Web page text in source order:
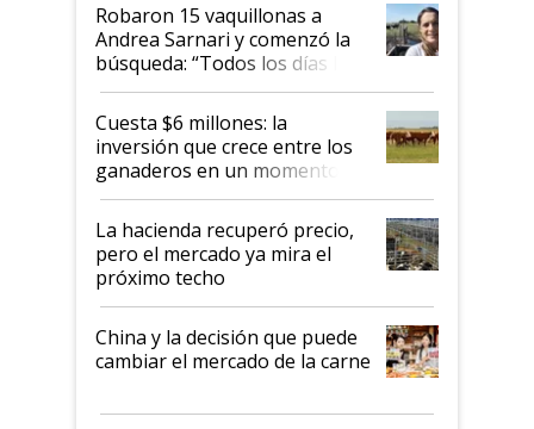
Robaron 15 vaquillonas a
Andrea Sarnari y comenzó la
búsqueda: “Todos los días le
toca a algún productor”
Cuesta $6 millones: la
inversión que crece entre los
ganaderos en un momento
histórico para la actividad
La hacienda recuperó precio,
pero el mercado ya mira el
próximo techo
China y la decisión que puede
cambiar el mercado de la carne